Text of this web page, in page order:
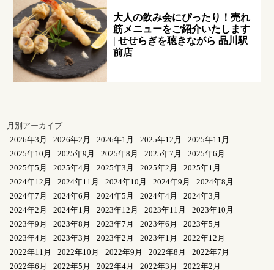
大人の飲み会にぴったり！売れ
筋メニューをご紹介いたします
| せせらぎを聴きながら 品川駅
前店
月別アーカイブ
2026年3月
2026年2月 2026年1月 2025年12月
2025年11月
2025年10月
2025年9月 2025年8月 2025年7月
2025年6月
2025年5月
2025年4月 2025年3月 2025年2月
2025年1月
2024年12月
2024年11月 2024年10月 2024年9月
2024年8月
2024年7月
2024年6月 2024年5月 2024年4月
2024年3月
2024年2月
2024年1月 2023年12月 2023年11月
2023年10月
2023年9月
2023年8月 2023年7月 2023年6月
2023年5月
2023年4月
2023年3月 2023年2月 2023年1月
2022年12月
2022年11月
2022年10月 2022年9月 2022年8月
2022年7月
2022年6月
2022年5月 2022年4月 2022年3月 2022年2月